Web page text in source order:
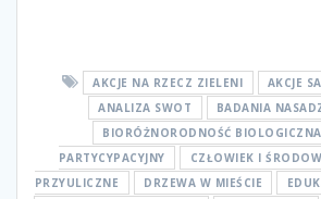
AKCJE NA RZECZ ZIELENI
AKCJE
ANALIZA SWOT
BADANIA
BIORÓŻNORODNOŚĆ BIOLOGICZNA
PARTYCYPACYJNY
CZŁOWIEK I
PRZYULICZNE
DRZEWA W MIEŚCIE